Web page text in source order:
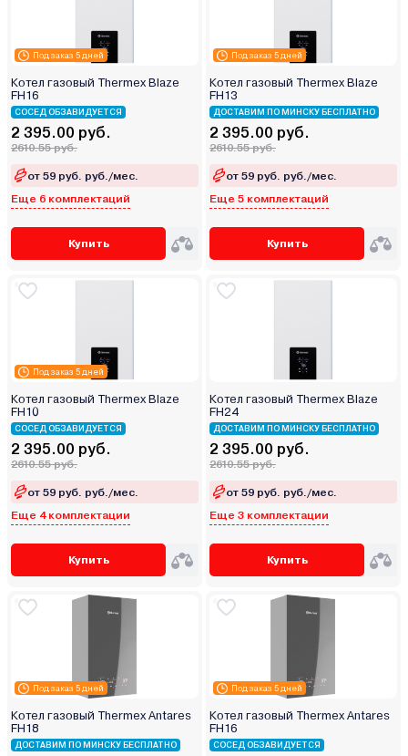
Под заказ 5 дней
Котел газовый Thermex Blaze
FН16
СОСЕД ОБЗАВИДУЕТСЯ
2 395.00 руб.
2610.55 руб.
от 59 руб. руб./мес.
Еще 6 комплектаций
Купить
Под заказ 5 дней
Котел газовый Thermex Blaze
FН13
ДОСТАВИМ ПО МИНСКУ БЕСПЛАТНО
2 395.00 руб.
2610.55 руб.
от 59 руб. руб./мес.
Еще 5 комплектаций
Купить
Под заказ 5 дней
Котел газовый Thermex Blaze
FН10
СОСЕД ОБЗАВИДУЕТСЯ
2 395.00 руб.
2610.55 руб.
от 59 руб. руб./мес.
Еще 4 комплектации
Купить
Котел газовый Thermex Blaze
FН24
ДОСТАВИМ ПО МИНСКУ БЕСПЛАТНО
2 395.00 руб.
2610.55 руб.
от 59 руб. руб./мес.
Еще 3 комплектации
Купить
Под заказ 5 дней
Котел газовый Thermex Antares
FH18
ДОСТАВИМ ПО МИНСКУ БЕСПЛАТНО
Под заказ 5 дней
Котел газовый Thermex Antares
FH16
СОСЕД ОБЗАВИДУЕТСЯ